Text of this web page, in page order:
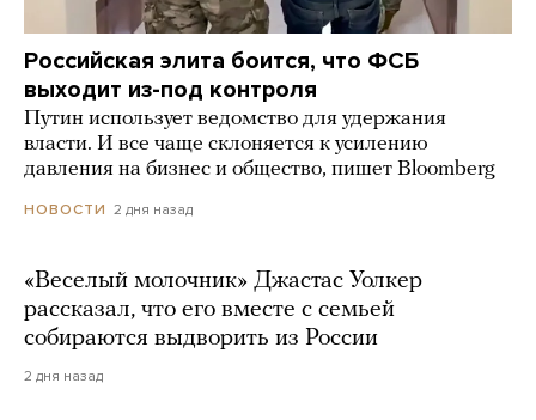
Российская элита боится, что ФСБ
выходит из-под контроля
Путин использует ведомство для удержания
власти. И все чаще склоняется к усилению
давления на бизнес и общество, пишет Bloomberg
НОВОСТИ 2 дня назад
«Веселый молочник» Джастас Уолкер
рассказал, что его вместе с семьей
собираются выдворить из России
2 дня назад